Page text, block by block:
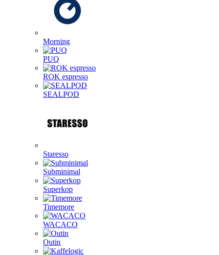
Morning
PUQ
ROK espresso
SEALPOD
Staresso
Subminimal
Superkop
Timemore
WACACO
Outin